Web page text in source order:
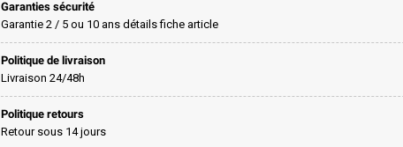
Garanties sécurité
Garantie 2 / 5 ou 10 ans détails fiche article
Politique de livraison
Livraison 24/48h
Politique retours
Retour sous 14 jours